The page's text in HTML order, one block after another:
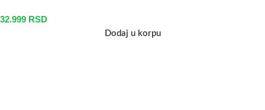
32.999 RSD
Dodaj u korpu